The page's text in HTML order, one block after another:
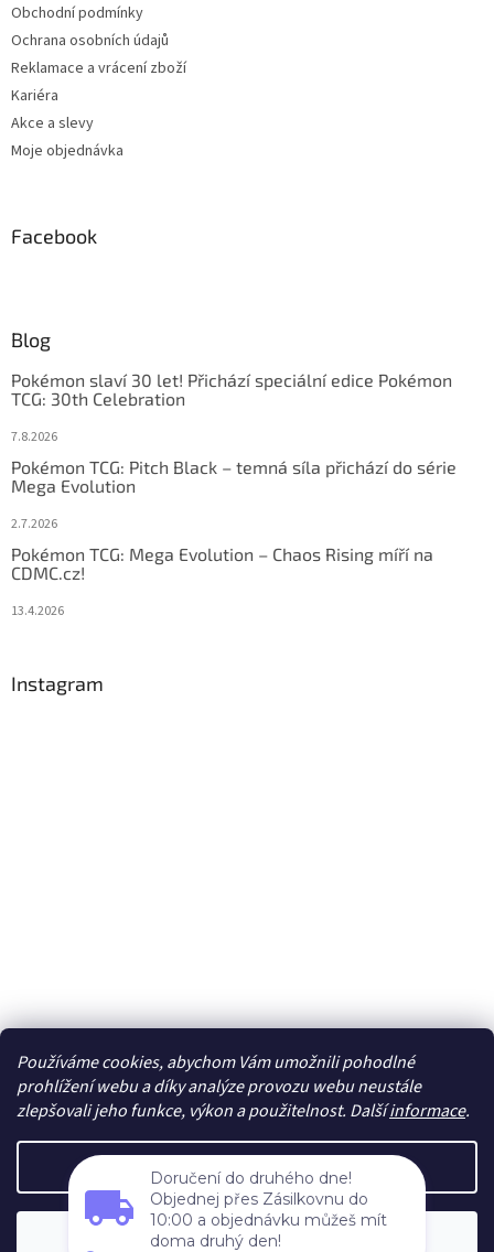
Používáme cookies, abychom Vám umožnili pohodlné
prohlížení webu a díky analýze provozu webu neustále
zlepšovali jeho funkce, výkon a použitelnost. Dalšíinformace.
Nastavení
Souhlasím
Obchodní podmínky
Ochrana osobních údajů
Reklamace a vrácení zboží
Kariéra
Akce a slevy
Moje objednávka
Facebook
Blog
Pokémon slaví 30 let! Přichází speciální edice Pokémon
TCG: 30th Celebration
7.8.2026
Pokémon TCG: Pitch Black – temná síla přichází do série
Mega Evolution
2.7.2026
Pokémon TCG: Mega Evolution – Chaos Rising míří na
CDMC.cz!
13.4.2026
Instagram
Sledovat na Instagramu
Vytvořil Shoptet
Copyright 2026cdmc.cz. Všechna práva vyhrazena.
Upravit
nastavení cookies
Doručení do druhého dne!
Objednej přes Zásilkovnu do
10:00 a objednávku můžeš mít
doma druhý den!